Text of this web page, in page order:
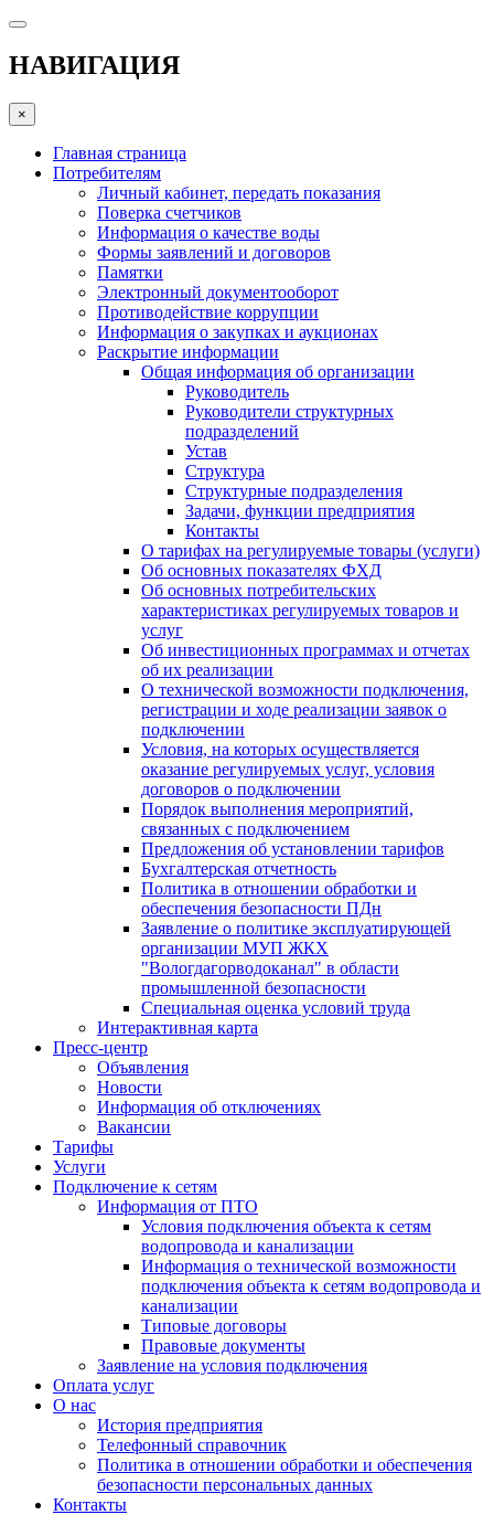
НАВИГАЦИЯ
×
Главная страница
Потребителям
Личный кабинет, передать показания
Поверка счетчиков
Информация о качестве воды
Формы заявлений и договоров
Памятки
Электронный документооборот
Противодействие коррупции
Информация о закупках и аукционах
Раскрытие информации
Общая информация об организации
Руководитель
Руководители структурных
подразделений
Устав
Структура
Структурные подразделения
Задачи, функции предприятия
Контакты
О тарифах на регулируемые товары (услуги)
Об основных показателях ФХД
Об основных потребительских
характеристиках регулируемых товаров и
услуг
Об инвестиционных программах и отчетах
об их реализации
О технической возможности подключения,
регистрации и ходе реализации заявок о
подключении
Условия, на которых осуществляется
оказание регулируемых услуг, условия
договоров о подключении
Порядок выполнения мероприятий,
связанных с подключением
Предложения об установлении тарифов
Бухгалтерская отчетность
Политика в отношении обработки и
обеспечения безопасности ПДн
Заявление о политике эксплуатирующей
организации МУП ЖКХ
"Вологдагорводоканал" в области
промышленной безопасности
Специальная оценка условий труда
Интерактивная карта
Пресс-центр
Объявления
Новости
Информация об отключениях
Вакансии
Тарифы
Услуги
Подключение к сетям
Информация от ПТО
Условия подключения объекта к сетям
водопровода и канализации
Информация о технической возможности
подключения объекта к сетям водопровода и
канализации
Типовые договоры
Правовые документы
Заявление на условия подключения
Оплата услуг
О нас
История предприятия
Телефонный справочник
Политика в отношении обработки и обеспечения
безопасности персональных данных
Контакты